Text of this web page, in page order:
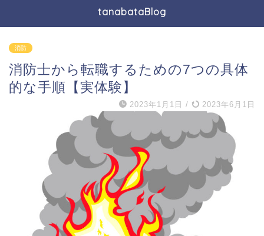
tanabataBlog
消防
消防士から転職するための7つの具体
的な手順【実体験】
2023年1月1日 / 2023年6月1日